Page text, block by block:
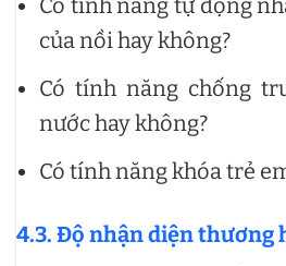
Có tính năng tự động
của nồi hay không?
Có tính năng chống
nước hay không?
Có tính năng khóa trẻ
4.3. Độ nhận diện thương